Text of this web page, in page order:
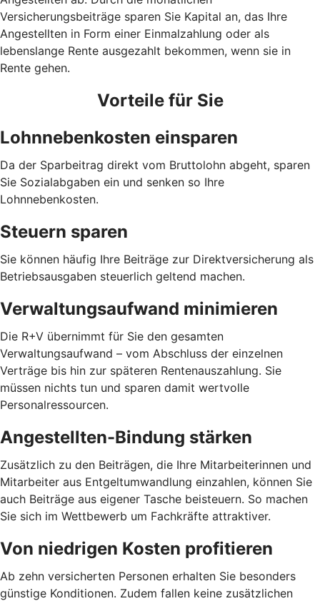
Versicherungsbeiträge sparen Sie Kapital an, das Ihre
Angestellten in Form einer Einmalzahlung oder als
lebenslange Rente ausgezahlt bekommen, wenn sie in
Rente gehen.
Vorteile für Sie
Lohnnebenkosten einsparen
Da der Sparbeitrag direkt vom Bruttolohn abgeht, sparen
Sie Sozialabgaben ein und senken so Ihre
Lohnnebenkosten.
Steuern sparen
Sie können häufig Ihre Beiträge zur Direktversicherung als
Betriebsausgaben steuerlich geltend machen.
Verwaltungsaufwand minimieren
Die R+V übernimmt für Sie den gesamten
Verwaltungsaufwand – vom Abschluss der einzelnen
Verträge bis hin zur späteren Rentenauszahlung. Sie
müssen nichts tun und sparen damit wertvolle
Personalressourcen.
Angestellten-Bindung stärken
Zusätzlich zu den Beiträgen, die Ihre Mitarbeiterinnen und
Mitarbeiter aus Entgeltumwandlung einzahlen, können Sie
auch Beiträge aus eigener Tasche beisteuern. So machen
Sie sich im Wettbewerb um Fachkräfte attraktiver.
Von niedrigen Kosten profitieren
Ab zehn versicherten Personen erhalten Sie besonders
günstige Konditionen. Zudem fallen keine zusätzlichen